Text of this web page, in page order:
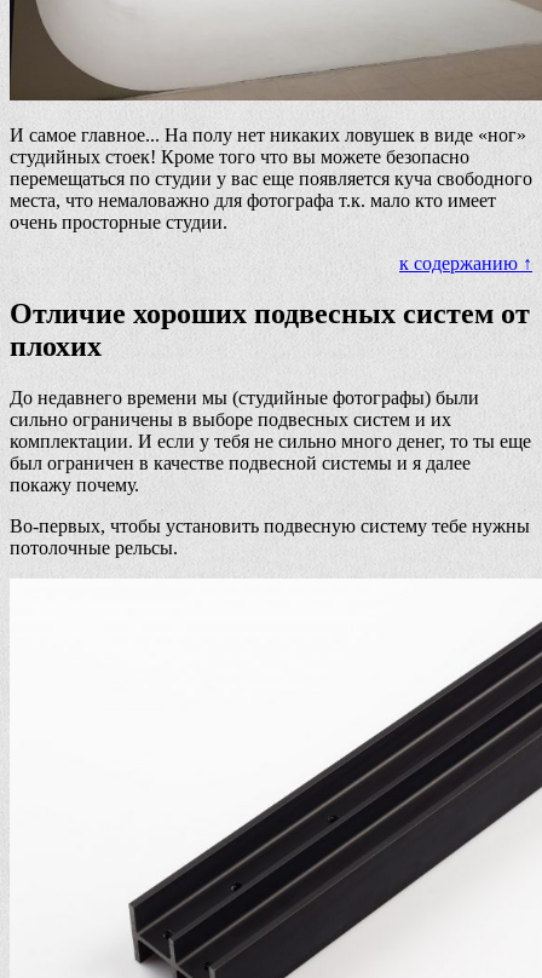
И самое главное... На полу нет никаких ловушек в виде «ног»
студийных стоек! Кроме того что вы можете безопасно
перемещаться по студии у вас еще появляется куча свободного
места, что немаловажно для фотографа т.к. мало кто имеет
очень просторные студии.
к содержанию ↑
Отличие хороших подвесных систем от
плохих
До недавнего времени мы (студийные фотографы) были
сильно ограничены в выборе подвесных систем и их
комплектации. И если у тебя не сильно много денег, то ты еще
был ограничен в качестве подвесной системы и я далее
покажу почему.
Во-первых, чтобы установить подвесную систему тебе нужны
потолочные рельсы.